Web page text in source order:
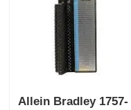
Qualitätskontrolle
Kontakt mit uns
Bitte um ein Angebot
Allein Bradley 1757-